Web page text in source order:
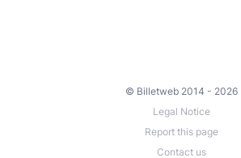
© Billetweb 2014 - 2026
Legal Notice
Report this page
Contact us